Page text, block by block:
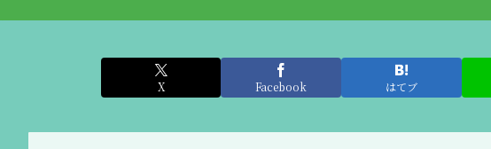
X Facebook はてブ